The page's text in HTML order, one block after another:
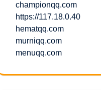
championqq.com
https://117.18.0.40
hematqq.com
murniqq.com
menuqq.com